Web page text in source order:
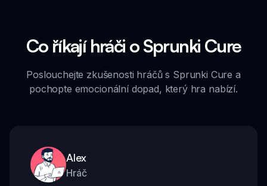
Co říkají hráči o Sprunki Cure
Poslouchejte zkušenosti hráčů s Sprunki Cure a
pochopte emocionální dopad, který hra nabízí.
Alex
Hráč